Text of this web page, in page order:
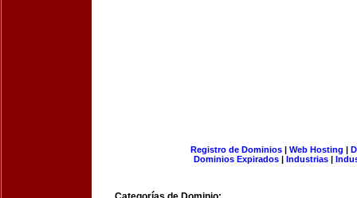
Registro de Dominios| Web Hosting |
Dominios Expirados | Industrias |